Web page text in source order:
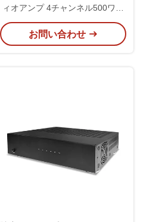
ィオアンプ 4チャンネル500ワッ
ト音響システム
お問い合わせ